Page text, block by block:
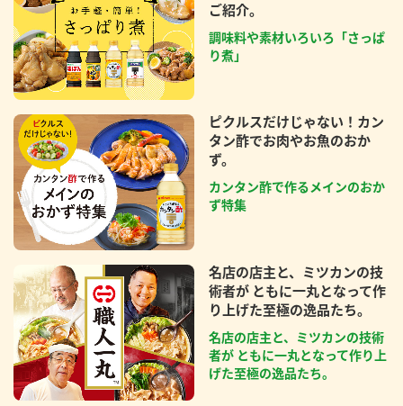
ご紹介。
調味料や素材いろいろ「さっぱ
り煮」
ピクルスだけじゃない！カン
タン酢でお肉やお魚のおか
ず。
カンタン酢で作るメインのおか
ず特集
名店の店主と、ミツカンの技
術者が ともに一丸となって作
り上げた至極の逸品たち。
名店の店主と、ミツカンの技術
者が ともに一丸となって作り上
げた至極の逸品たち。